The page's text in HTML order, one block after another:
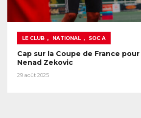
LE CLUB , NATIONAL , SOC A
Cap sur la Coupe de France
Nenad Zekovic
29 août 2025